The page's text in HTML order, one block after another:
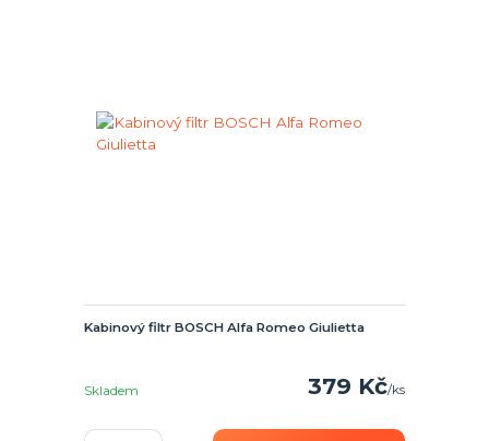
Kabinový filtr BOSCH Alfa Romeo Giulietta
379 Kč/ks
Skladem